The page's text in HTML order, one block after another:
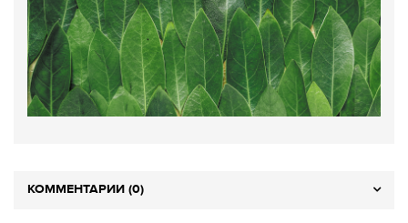
КОММЕНТАРИИ (0)